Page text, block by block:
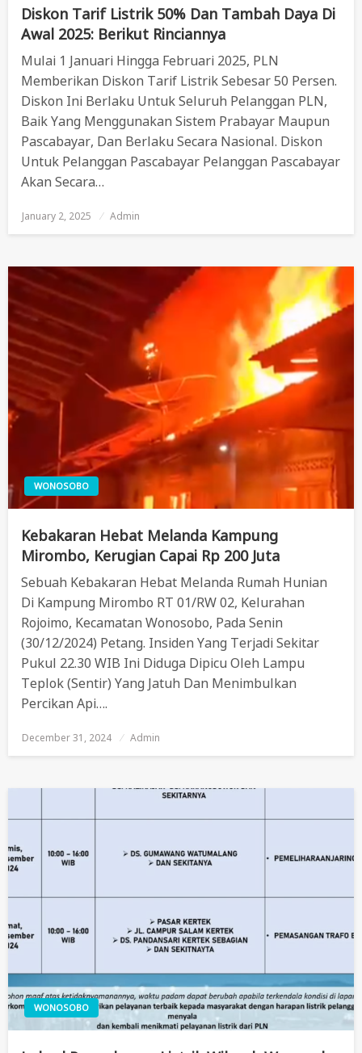
Diskon Tarif Listrik 50% Dan Tambah Daya Di
Awal 2025: Berikut Rinciannya
Mulai 1 Januari Hingga Februari 2025, PLN
Memberikan Diskon Tarif Listrik Sebesar 50 Persen.
Diskon Ini Berlaku Untuk Seluruh Pelanggan PLN,
Baik Yang Menggunakan Sistem Prabayar Maupun
Pascabayar, Dan Berlaku Secara Nasional. Diskon
Untuk Pelanggan Pascabayar Pelanggan Pascabayar
Akan Secara…
Posted
January 2, 2025 Admin
WONOSOBO
Kebakaran Hebat Melanda Kampung
Mirombo, Kerugian Capai Rp 200 Juta
Sebuah Kebakaran Hebat Melanda Rumah Hunian
Di Kampung Mirombo RT 01/RW 02, Kelurahan
Rojoimo, Kecamatan Wonosobo, Pada Senin
(30/12/2024) Petang. Insiden Yang Terjadi Sekitar
Pukul 22.30 WIB Ini Diduga Dipicu Oleh Lampu
Teplok (sentir) Yang Jatuh Dan Menimbulkan
Percikan Api….
Posted
December 31, 2024 Admin
WONOSOBO